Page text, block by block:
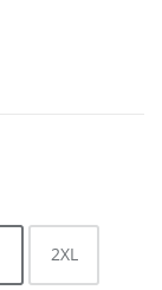
2XL